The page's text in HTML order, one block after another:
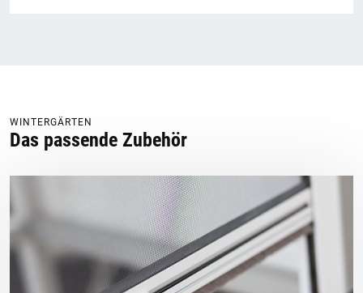
WINTERGÄRTEN
Das passende Zubehör